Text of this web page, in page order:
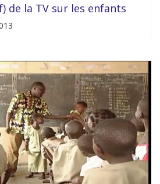
de la TV sur les enfants